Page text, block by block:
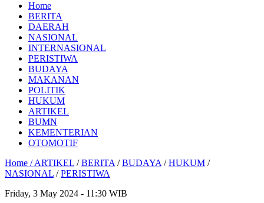
Home
BERITA
DAERAH
NASIONAL
INTERNASIONAL
PERISTIWA
BUDAYA
MAKANAN
POLITIK
HUKUM
ARTIKEL
BUMN
KEMENTERIAN
OTOMOTIF
Home /ARTIKEL /BERITA /BUDAYA /HUKUM /
NASIONAL /PERISTIWA
Friday, 3 May 2024 - 11:30 WIB